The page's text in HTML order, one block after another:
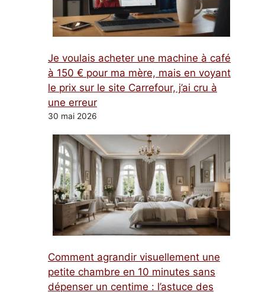
Je voulais acheter une machine à café
à 150 € pour ma mère, mais en voyant
le prix sur le site Carrefour, j’ai cru à
une erreur
30 mai 2026
Comment agrandir visuellement une
petite chambre en 10 minutes sans
dépenser un centime : l’astuce des